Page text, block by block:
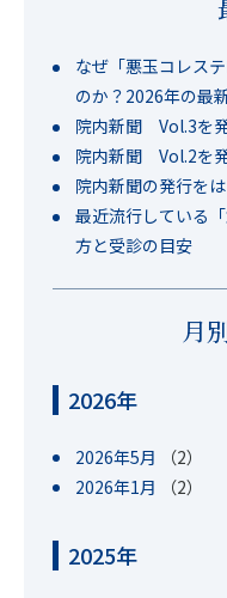
なぜ「悪玉コレス
のか？2026年の最
院内新聞 Vol.3を
院内新聞 Vol.2を
院内新聞の発行を
最近流行している
方と受診の目安
月
2026年
2026年5月 （2）
2026年1月
（2）
2025年